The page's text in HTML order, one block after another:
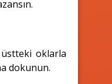
üstteki oklarla
dokunun.